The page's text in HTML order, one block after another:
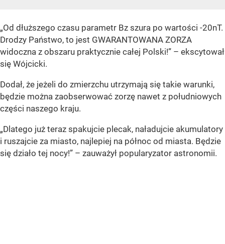
„Od dłuższego czasu parametr Bz szura po wartości -20nT.
Drodzy Państwo, to jest GWARANTOWANA ZORZA
widoczna z obszaru praktycznie całej Polski!” – ekscytował
się Wójcicki.
Dodał, że jeżeli do zmierzchu utrzymają się takie warunki,
będzie można zaobserwować zorzę nawet z południowych
części naszego kraju.
„Dlatego już teraz spakujcie plecak, naładujcie akumulatory
i ruszajcie za miasto, najlepiej na północ od miasta. Będzie
się działo tej nocy!” – zauważył popularyzator astronomii.